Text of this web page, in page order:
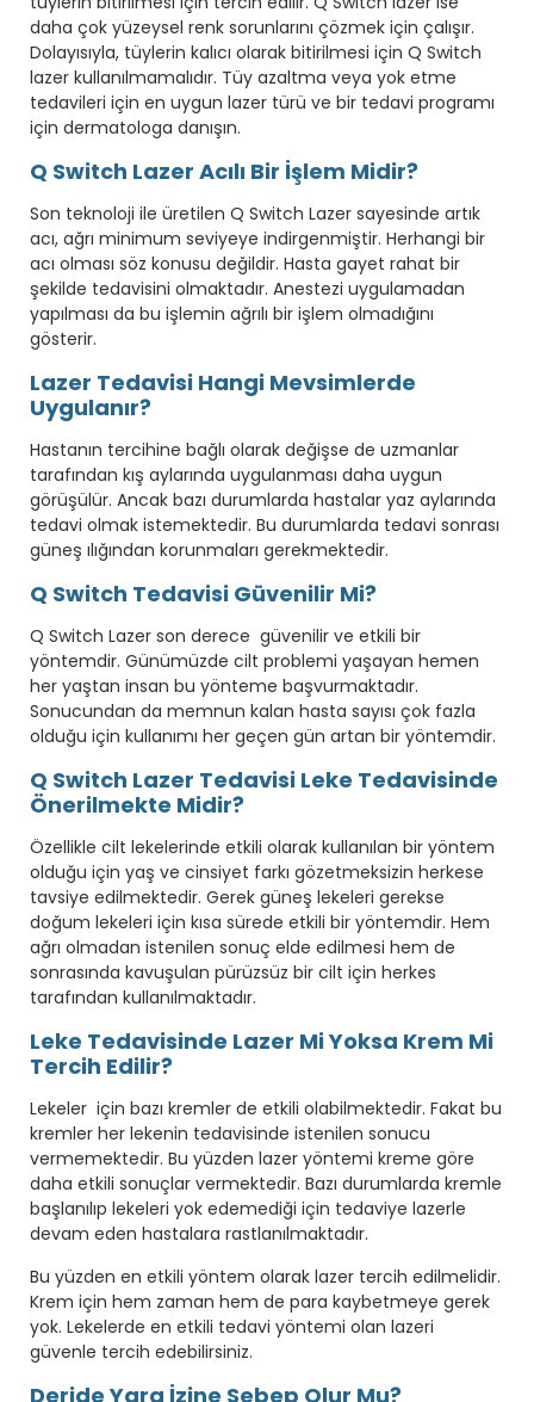
daha çok yüzeysel renk sorunlarını çözmek için çalışır.
Dolayısıyla, tüylerin kalıcı olarak bitirilmesi için Q Switch
lazer kullanılmamalıdır. Tüy azaltma veya yok etme
tedavileri için en uygun lazer türü ve bir tedavi programı
için dermatologa danışın.
Q Switch Lazer Acılı Bir İşlem Midir?
Son teknoloji ile üretilen Q Switch Lazer sayesinde artık
acı, ağrı minimum seviyeye indirgenmiştir. Herhangi bir
acı olması söz konusu değildir. Hasta gayet rahat bir
şekilde tedavisini olmaktadır. Anestezi uygulamadan
yapılması da bu işlemin ağrılı bir işlem olmadığını
gösterir.
Lazer Tedavisi Hangi Mevsimlerde
Uygulanır?
Hastanın tercihine bağlı olarak değişse de uzmanlar
tarafından kış aylarında uygulanması daha uygun
görüşülür. Ancak bazı durumlarda hastalar yaz aylarında
tedavi olmak istemektedir. Bu durumlarda tedavi sonrası
güneş ılığından korunmaları gerekmektedir.
Q Switch Tedavisi Güvenilir Mi?
Q Switch Lazer son derece güvenilir ve etkili bir
yöntemdir. Günümüzde cilt problemi yaşayan hemen
her yaştan insan bu yönteme başvurmaktadır.
Sonucundan da memnun kalan hasta sayısı çok fazla
olduğu için kullanımı her geçen gün artan bir yöntemdir.
Q Switch Lazer Tedavisi Leke Tedavisinde
Önerilmekte Midir?
Özellikle cilt lekelerinde etkili olarak kullanılan bir yöntem
olduğu için yaş ve cinsiyet farkı gözetmeksizin herkese
tavsiye edilmektedir. Gerek güneş lekeleri gerekse
doğum lekeleri için kısa sürede etkili bir yöntemdir. Hem
ağrı olmadan istenilen sonuç elde edilmesi hem de
sonrasında kavuşulan pürüzsüz bir cilt için herkes
tarafından kullanılmaktadır.
Leke Tedavisinde Lazer Mi Yoksa Krem Mi
Tercih Edilir?
Lekeler için bazı kremler de etkili olabilmektedir. Fakat bu
kremler her lekenin tedavisinde istenilen sonucu
vermemektedir. Bu yüzden lazer yöntemi kreme göre
daha etkili sonuçlar vermektedir. Bazı durumlarda kremle
başlanılıp lekeleri yok edemediği için tedaviye lazerle
devam eden hastalara rastlanılmaktadır.
Bu yüzden en etkili yöntem olarak lazer tercih edilmelidir.
Krem için hem zaman hem de para kaybetmeye gerek
yok. Lekelerde en etkili tedavi yöntemi olan lazeri
güvenle tercih edebilirsiniz.
Deride Yara İzine Sebep Olur Mu?